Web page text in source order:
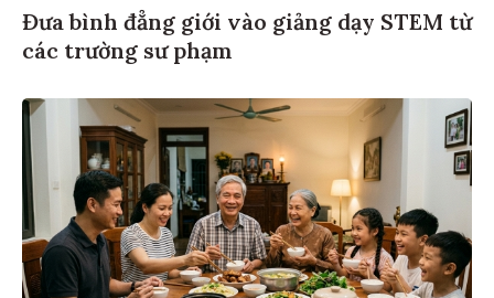
Đưa bình đẳng giới vào giảng dạy STEM từ
các trường sư phạm